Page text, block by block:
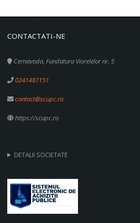
CONTACTATI-NE
Cernavoda, Fundatura Viorelelor nr. 5
0241487151
contact@scupc.ro
https://scupc.ro
DETALII SOCIETATE